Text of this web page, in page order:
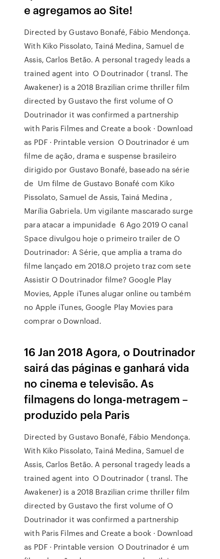
e agregamos ao Site!
Directed by Gustavo Bonafé, Fábio Mendonça.
With Kiko Pissolato, Tainá Medina, Samuel de
Assis, Carlos Betão. A personal tragedy leads a
trained agent into O Doutrinador ( transl. The
Awakener) is a 2018 Brazilian crime thriller film
directed by Gustavo the first volume of O
Doutrinador it was confirmed a partnership
with Paris Filmes and Create a book · Download
as PDF · Printable version O Doutrinador é um
filme de ação, drama e suspense brasileiro
dirigido por Gustavo Bonafé, baseado na série
de Um filme de Gustavo Bonafé com Kiko
Pissolato, Samuel de Assis, Tainá Medina ,
Marília Gabriela. Um vigilante mascarado surge
para atacar a impunidade 6 Ago 2019 O canal
Space divulgou hoje o primeiro trailer de O
Doutrinador: A Série, que amplia a trama do
filme lançado em 2018.O projeto traz com sete
Assistir O Doutrinador filme? Google Play
Movies, Apple iTunes alugar online ou também
no Apple iTunes, Google Play Movies para
comprar o Download.
16 Jan 2018 Agora, o Doutrinador
sairá das páginas e ganhará vida
no cinema e televisão. As
filmagens do longa-metragem –
produzido pela Paris
Directed by Gustavo Bonafé, Fábio Mendonça.
With Kiko Pissolato, Tainá Medina, Samuel de
Assis, Carlos Betão. A personal tragedy leads a
trained agent into O Doutrinador ( transl. The
Awakener) is a 2018 Brazilian crime thriller film
directed by Gustavo the first volume of O
Doutrinador it was confirmed a partnership
with Paris Filmes and Create a book · Download
as PDF · Printable version O Doutrinador é um